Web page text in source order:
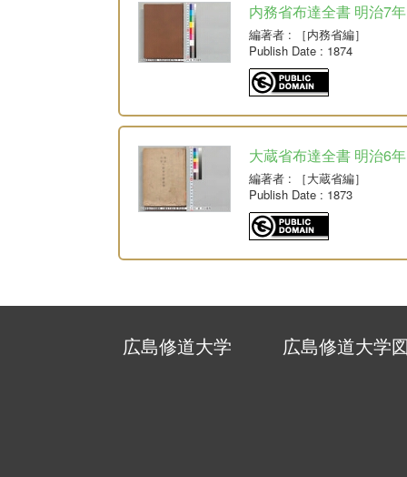
内務省布達全書 明治7年
編著者 : ［内務省編］
Publish Date : 1874
大蔵省布達全書 明治6年
編著者 : ［大蔵省編］
Publish Date : 1873
広島修道大学 広島修道大学